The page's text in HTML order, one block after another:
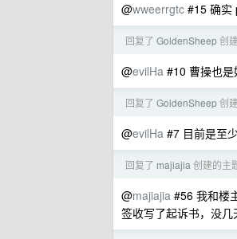
@wweerrgtc #15 确实
回复了 GoldenSheep创
@evilHa #10 曹操也
回复了 GoldenSheep创
@evilHa #7 目前是至
回复了 majiajia 创建的主
@majiajia #56 我和楼
签收写了起诉书，没